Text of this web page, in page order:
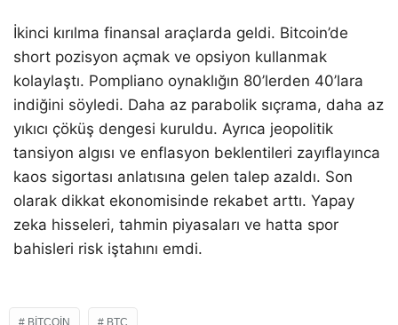
İkinci kırılma finansal araçlarda geldi. Bitcoin’de
short pozisyon açmak ve opsiyon kullanmak
kolaylaştı. Pompliano oynaklığın 80’lerden 40’lara
indiğini söyledi. Daha az parabolik sıçrama, daha az
yıkıcı çöküş dengesi kuruldu. Ayrıca jeopolitik
tansiyon algısı ve enflasyon beklentileri zayıflayınca
kaos sigortası anlatısına gelen talep azaldı. Son
olarak dikkat ekonomisinde rekabet arttı. Yapay
zeka hisseleri, tahmin piyasaları ve hatta spor
bahisleri risk iştahını emdi.